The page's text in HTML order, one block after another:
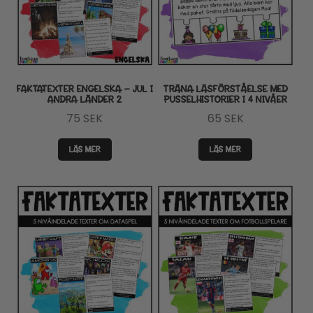
FAKTATEXTER ENGELSKA – JUL I
ANDRA LÄNDER 2
75 SEK
LÄS MER
TRÄNA LÄSFÖRSTÅELSE MED
PUSSELHISTORIER I 4 NIVÅER
65 SEK
LÄS MER